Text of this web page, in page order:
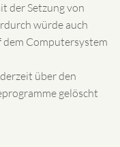
der Setzung von
würde auch
dem Computersystem
über den
gelöscht